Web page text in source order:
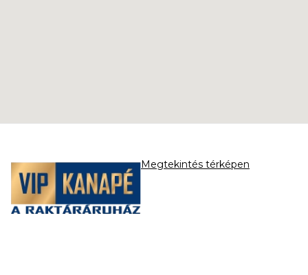
Megtekintés térképen